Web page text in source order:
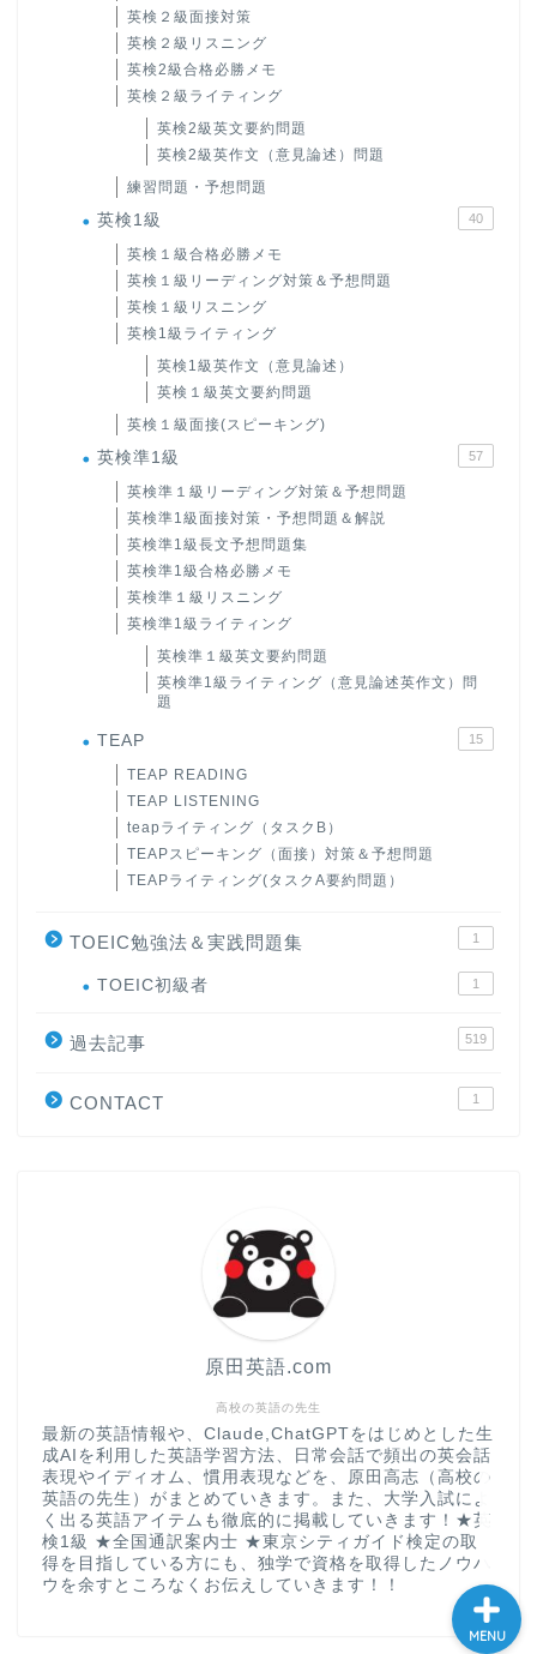
英検２級面接対策
英検２級リスニング
英検2級合格必勝メモ
英検２級ライティング
英検2級英文要約問題
英検2級英作文（意見論述）問題
練習問題・予想問題
英検1級 40
英検１級合格必勝メモ
英検１級リーディング対策＆予想問題
英検１級リスニング
英検1級ライティング
英検1級英作文（意見論述）
英検１級英文要約問題
英検１級面接(スピーキング)
英検準1級 57
英検準１級リーディング対策＆予想問題
英検準1級面接対策・予想問題＆解説
英検準1級長文予想問題集
英検準1級合格必勝メモ
英検準１級リスニング
英検準1級ライティング
英検準１級英文要約問題
英検準1級ライティング（意見論述英作文）問
題
TEAP 15
TEAP READING
TEAP LISTENING
teapライティング（タスクB）
TEAPスピーキング（面接）対策＆予想問題
TEAPライティング(タスクA要約問題）
TOEIC勉強法＆実践問題集 1
TOEIC初級者 1
過去記事 519
CONTACT 1
高校の英語の先生
原田英語.com
最新の英語情報や、Claude,ChatGPTをはじめとした生
成AIを利用した英語学習方法、日常会話で頻出の英会話
表現やイディオム、慣用表現などを、原田高志（高校の
英語の先生）がまとめていきます。また、大学入試によ
く出る英語アイテムも徹底的に掲載していきます！★英
検1級 ★全国通訳案内士 ★東京シティガイド検定の取
得を目指している方にも、独学で資格を取得したノウハ
ウを余すところなくお伝えしていきます！！
MENU
大学入試英語対策講座
英語名言・格言・カッコい
い英語＆素敵な英文フレー
CONTACT